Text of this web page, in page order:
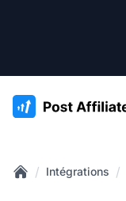
:site.title
/ Intégrations /